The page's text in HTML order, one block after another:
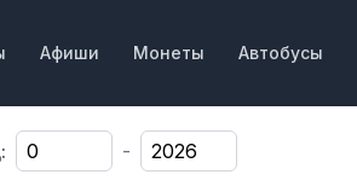
Афиши Монеты Автобусы
-